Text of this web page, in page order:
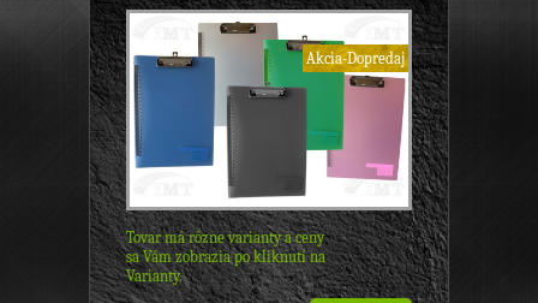
Akcia-Dopredaj
Tovar má rôzne varianty a ceny
sa Vám zobrazia po kliknutí na
Varianty.